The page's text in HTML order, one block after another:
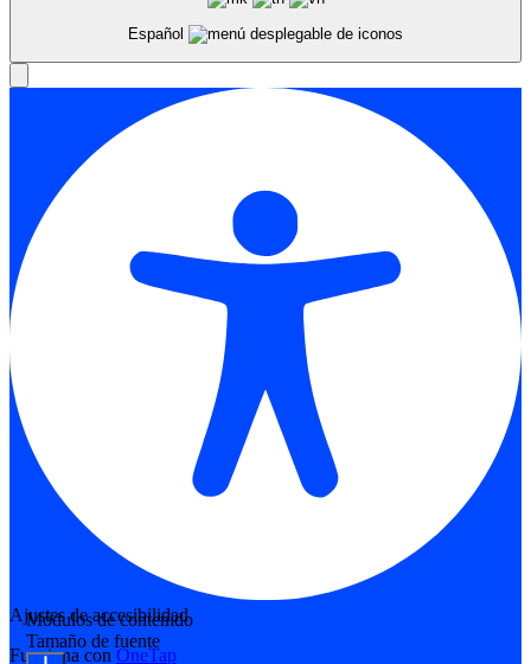
Español
Ajustes de accesibilidad
Funciona con OneTap
Módulos de contenido
Tamaño de fuente